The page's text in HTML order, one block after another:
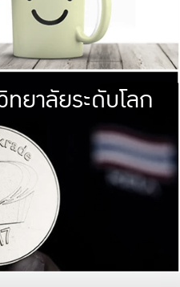
ให้กับประชาชน
มหาวิทยา
พร้อมที่จ
และผลักดันในการใช้ระบบส
เพื่อการทำงานแ
ทยาลัยระดับโลก